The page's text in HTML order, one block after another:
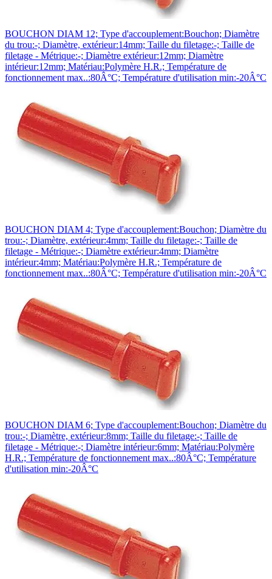
BOUCHON DIAM 12; Type d'accouplement:Bouchon; Diamètre
du trou:-; Diamètre, extérieur:14mm; Taille du filetage:-; Taille de
filetage - Métrique:-; Diamètre extérieur:12mm; Diamètre
intérieur:12mm; Matériau:Polymère H.R.; Température de
fonctionnement max..:80Â°C; Température d'utilisation min:-20Â°C
BOUCHON DIAM 4; Type d'accouplement:Bouchon; Diamètre du
trou:-; Diamètre, extérieur:4mm; Taille du filetage:-; Taille de
filetage - Métrique:-; Diamètre extérieur:4mm; Diamètre
intérieur:4mm; Matériau:Polymère H.R.; Température de
fonctionnement max..:80Â°C; Température d'utilisation min:-20Â°C
BOUCHON DIAM 6; Type d'accouplement:Bouchon; Diamètre du
trou:-; Diamètre, extérieur:8mm; Taille du filetage:-; Taille de
filetage - Métrique:-; Diamètre intérieur:6mm; Matériau:Polymère
H.R.; Température de fonctionnement max..:80Â°C; Température
d'utilisation min:-20Â°C